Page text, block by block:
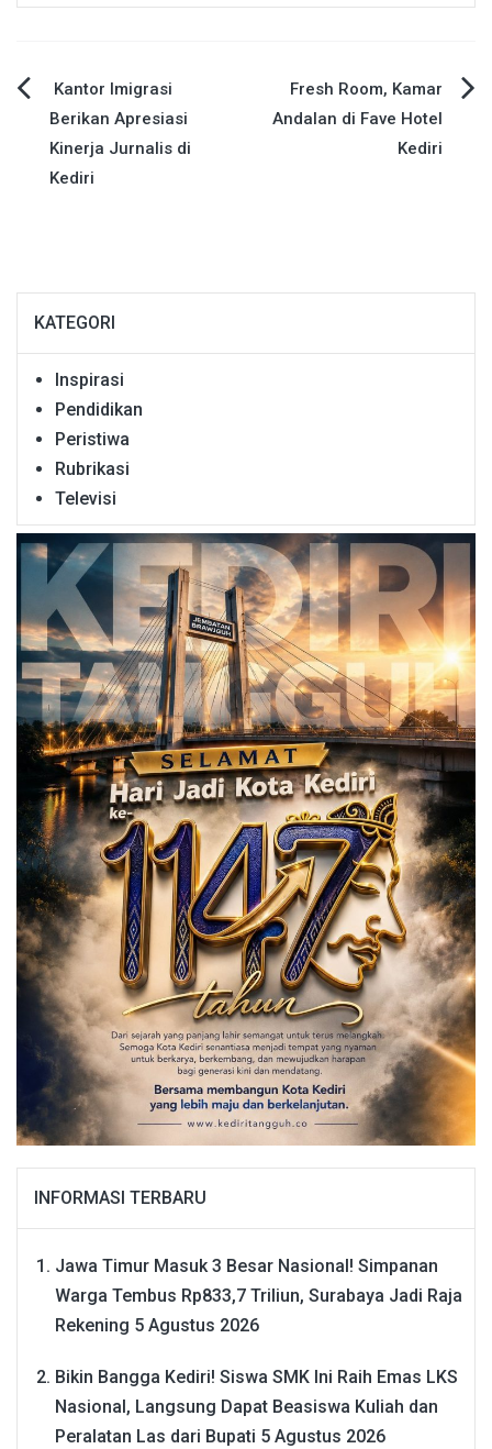
Navigasi
pos
Kantor Imigrasi
Berikan Apresiasi
Kinerja Jurnalis di
Kediri
Fresh Room, Kamar
Andalan di Fave Hotel
Kediri
KATEGORI
Inspirasi
Pendidikan
Peristiwa
Rubrikasi
Televisi
INFORMASI TERBARU
Jawa Timur Masuk 3 Besar Nasional! Simpanan
Warga Tembus Rp833,7 Triliun, Surabaya Jadi Raja
Rekening 5 Agustus 2026
Bikin Bangga Kediri! Siswa SMK Ini Raih Emas LKS
Nasional, Langsung Dapat Beasiswa Kuliah dan
Peralatan Las dari Bupati 5 Agustus 2026